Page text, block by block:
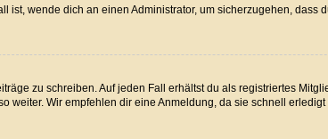
wende dich an einen Administrator, um sicherzugehen, dass
zu schreiben. Auf jeden Fall erhältst du als registriertes
weiter. Wir empfehlen dir eine Anmeldung, da sie schnell